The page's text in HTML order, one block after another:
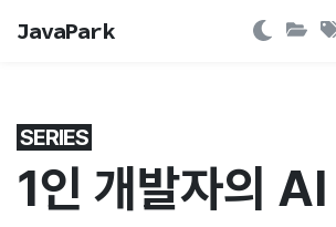
JavaPark
SERIES
1인 개발자의